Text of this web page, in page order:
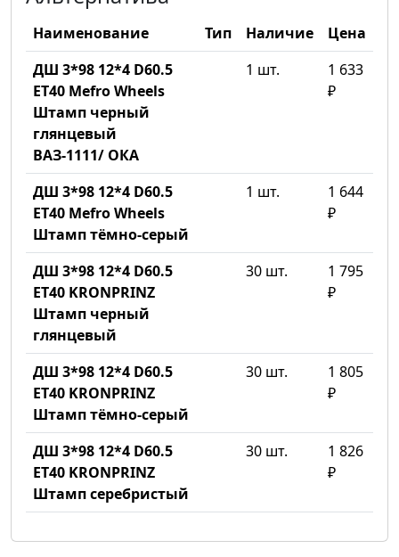
Наименование Тип Наличие
Цена
ДШ 3*98 12*4 D60.5
ET40 Mefro Wheels
Штамп черный
глянцевый
ВАЗ-1111/ ОКА
1 шт.
1 633
₽
ДШ 3*98 12*4 D60.5
ET40 Mefro Wheels
Штамп тёмно-серый
1 шт.
1 644
₽
ДШ 3*98 12*4 D60.5
ET40 KRONPRINZ
Штамп черный
глянцевый
30 шт.
1 795
₽
ДШ 3*98 12*4 D60.5
ET40 KRONPRINZ
Штамп тёмно-серый
30 шт.
1 805
₽
ДШ 3*98 12*4 D60.5
ET40 KRONPRINZ
Штамп серебристый
30 шт.
1 826
₽